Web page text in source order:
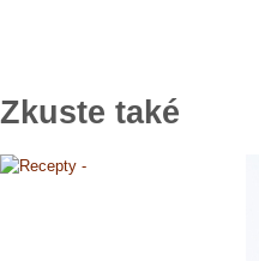
Zkuste také